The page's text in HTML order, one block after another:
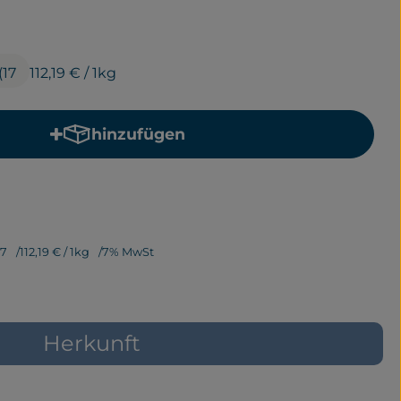
112,19 € / 1kg
hinzufügen
Produkt zum Warenkorb hinzufügen
112,19 € / 1kg 7% MwSt
Herkunft